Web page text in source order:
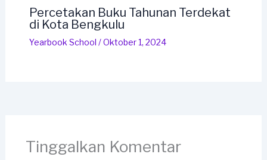
Percetakan Buku Tahunan Terdekat
di Kota Bengkulu
Yearbook School /Oktober 1, 2024
Tinggalkan Komentar